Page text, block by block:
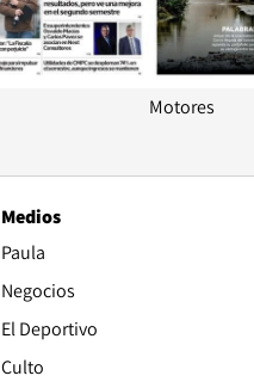
Motores
Medios
Paula
Negocios
El Deportivo
Culto